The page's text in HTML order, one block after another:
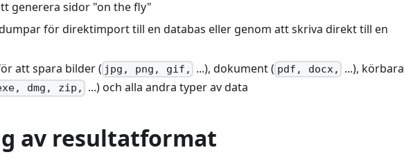
generera sidor "on the fly"
för direktimport till en databas eller genom att skriva direkt till en
att spara bilder ( jpg, png, gif, ...), dokument ( pdf, docx, ...), körbara
dmg, zip, ...) och alla andra typer av data
av resultatformat